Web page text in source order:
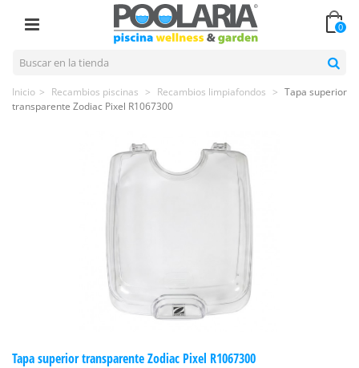
0
Inicio > Recambios piscinas > Recambios limpiafondos > Tapa superior
transparente Zodiac Pixel R1067300
Tapa superior transparente Zodiac Pixel R1067300